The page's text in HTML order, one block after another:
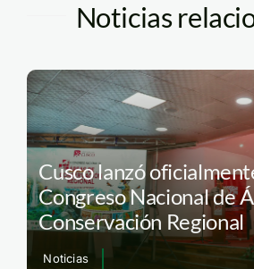
Noticias
Cusco lanzó
Congreso Nacional de
Conservación Regional
Noticias